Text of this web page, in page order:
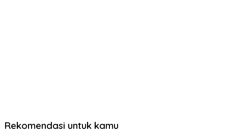
Rekomendasi untuk kamu